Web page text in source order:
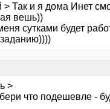
> Так и я дома Инет
вешь))
сутками будет
>
что подешевле -